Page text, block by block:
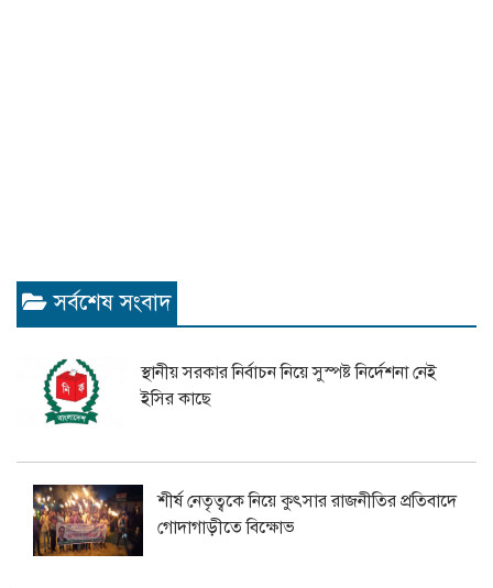
সর্বশেষ সংবাদ
স্থানীয় সরকার নির্বাচন নিয়ে সুস্পষ্ট নির্দেশনা নেই
ইসির কাছে
শীর্ষ নেতৃত্বকে নিয়ে কুৎসার রাজনীতির প্রতিবাদে
গোদাগাড়ীতে বিক্ষোভ